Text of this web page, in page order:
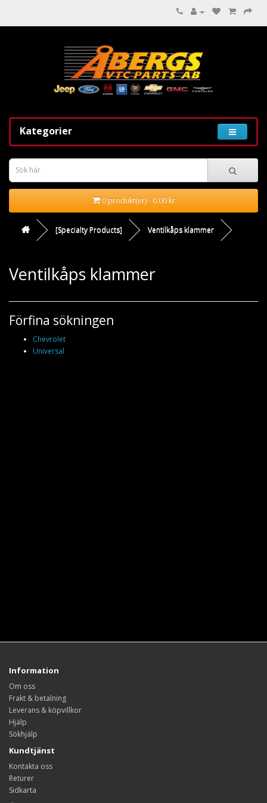
Kategorier
0 produkt(er) - 0.00 kr
[Specialty Products] Ventilkåps klammer
Ventilkåps klammer
Förfina sökningen
Chevrolet
Universal
Information
Om oss
Frakt & betalning
Leverans & köpvillkor
Hjälp
Sökhjälp
Kundtjänst
Kontakta oss
Returer
Sidkarta